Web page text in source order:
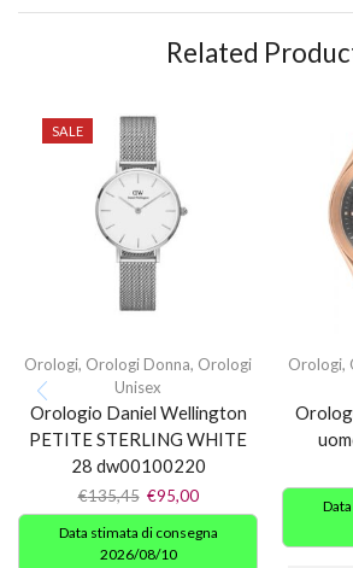
Related
SALE
Orologi, Orologi Donna, Orologi
Unisex
Orologio Daniel Wellington
PETITE STERLING WHITE
28 dw00100220
€135,45 €95,00
Data stimata di consegna
2026/08/10
Orologi,